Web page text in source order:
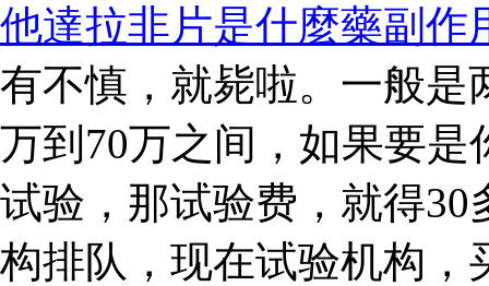
他達拉非片是什麼藥副作
有不慎，就毙啦。一般是
万到70万之间，如果要
试验，那试验费，就得
构排队，现在试验机构，